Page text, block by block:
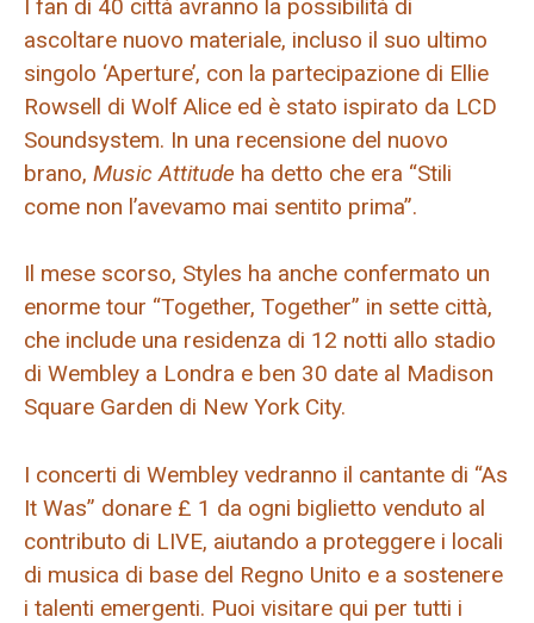
I fan di 40 città avranno la possibilità di
ascoltare nuovo materiale, incluso il suo ultimo
singolo ‘Aperture’, con la partecipazione di Ellie
Rowsell di Wolf Alice ed è stato ispirato da LCD
Soundsystem. In una recensione del nuovo
brano, Music Attitude ha detto che era “Stili
come non l’avevamo mai sentito prima”.
Il mese scorso, Styles ha anche confermato un
enorme tour “Together, Together” in sette città,
che include una residenza di 12 notti allo stadio
di Wembley a Londra e ben 30 date al Madison
Square Garden di New York City.
I concerti di Wembley vedranno il cantante di “As
It Was” donare £ 1 da ogni biglietto venduto al
contributo di LIVE, aiutando a proteggere i locali
di musica di base del Regno Unito e a sostenere
i talenti emergenti. Puoi visitare qui per tutti i